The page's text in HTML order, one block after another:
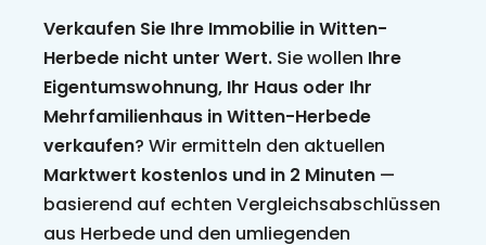
Verkaufen Sie Ihre Immobilie in Witten-
Herbede nicht unter Wert. Sie wollen Ihre
Eigentumswohnung, Ihr Haus oder Ihr
Mehrfamilienhaus in Witten-Herbede
verkaufen? Wir ermitteln den aktuellen
Marktwert kostenlos und in 2 Minuten —
basierend auf echten Vergleichsabschlüssen
aus Herbede und den umliegenden